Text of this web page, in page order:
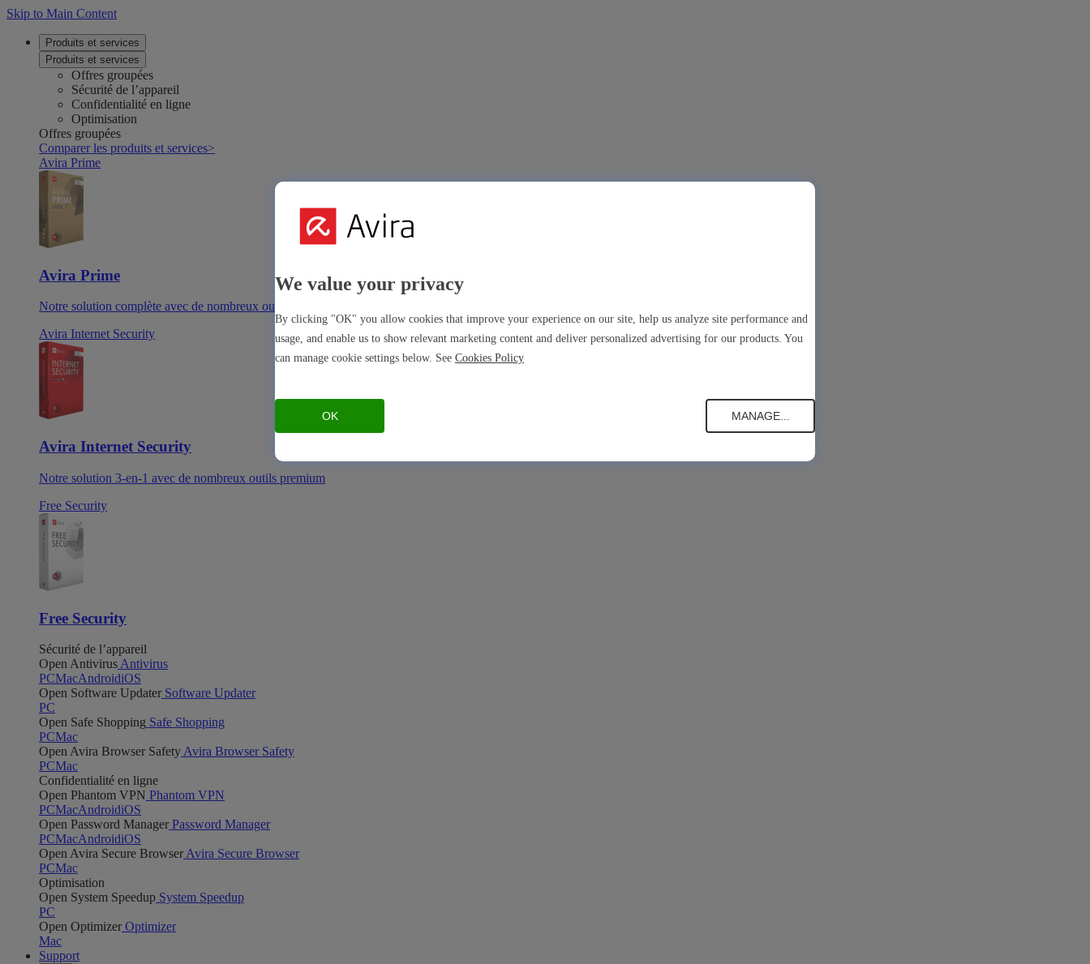
Skip to Main Content
Produits et services
Produits et services
Offres groupées
Sécurité de l’appareil
Confidentialité en ligne
Optimisation
Offres groupées
Comparer les produits et services>
Avira Prime
Avira Prime
Notre solution complète avec de nombreux outils et applications premium
Avira Internet Security
Avira Internet Security
Notre solution 3-en-1 avec de nombreux outils premium
Free Security
Free Security
Sécurité de l’appareil
Open Antivirus Antivirus
PCMacAndroidiOS
Open Software Updater Software Updater
PC
Open Safe Shopping Safe Shopping
PCMac
Open Avira Browser Safety Avira Browser Safety
PCMac
Confidentialité en ligne
Open Phantom VPN Phantom VPN
PCMacAndroidiOS
Open Password Manager Password Manager
PCMacAndroidiOS
Open Avira Secure Browser Avira Secure Browser
PCMac
Optimisation
Open System Speedup System Speedup
PC
Open Optimizer Optimizer
Mac
Support
We value your privacy
By clicking "OK" you allow cookies that improve your experience on our site, help us analyze site performance and
usage, and enable us to show relevant marketing content and deliver personalized advertising for our products. You
can manage cookie settings below. See Cookies Policy
OK MANAGE...